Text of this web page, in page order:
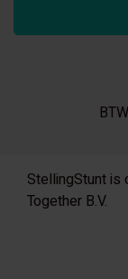
StellingStunt is
Together B.V.